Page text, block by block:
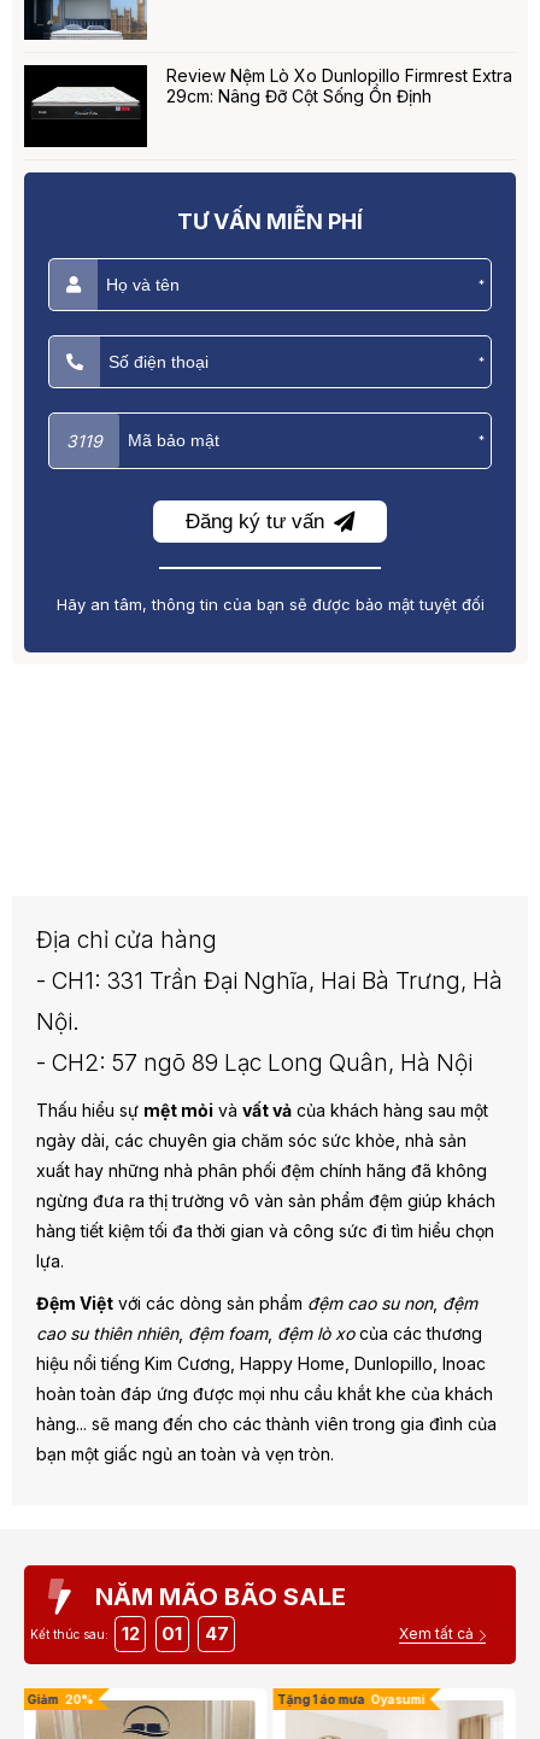
Review Nệm Lò Xo Dunlopillo Firmrest Extra
29cm: Nâng Đỡ Cột Sống Ổn Định
TƯ VẤN MIỄN PHÍ
*
*
3119 *
Đăng ký tư vấn
Hãy an tâm, thông tin của bạn sẽ được bảo mật tuyệt đối
Địa chỉ cửa hàng
- CH1: 331 Trần Đại Nghĩa, Hai Bà Trưng, Hà
Nội.
- CH2: 57 ngõ 89 Lạc Long Quân, Hà Nội
Thấu hiểu sự mệt mỏi và vất vả của khách hàng sau một
ngày dài, các chuyên gia chăm sóc sức khỏe, nhà sản
xuất hay những nhà phân phối đệm chính hãng đã không
ngừng đưa ra thị trường vô vàn sản phẩm đệm giúp khách
hàng tiết kiệm tối đa thời gian và công sức đi tìm hiểu chọn
lựa.
Đệm Việt với các dòng sản phẩm đệm cao su non, đệm
cao su thiên nhiên, đệm foam, đệm lò xocủa các thương
hiệu nổi tiếng Kim Cương, Happy Home, Dunlopillo, Inoac
hoàn toàn đáp ứng được mọi nhu cầu khắt khe của khách
hàng... sẽ mang đến cho các thành viên trong gia đình của
bạn một giấc ngủ an toàn và vẹn tròn.
NĂM MÃO BÃO SALE
Kết thúc sau: 12 01 46 Xem tất cả
Giảm 20% Tặng 1 áo mưa